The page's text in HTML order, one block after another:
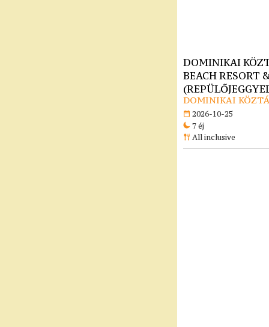
DOMINIKAI
BEACH RESORT
DOMINIKAI
2026-10-25
7 éj
All inclusive